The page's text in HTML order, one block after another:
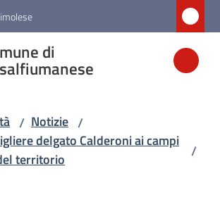
di
di
/ Notizie /
delgato Calderoni ai campi
territorio
/